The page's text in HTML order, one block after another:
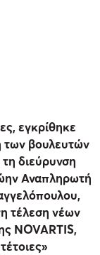
εγκρίθηκε
των βουλευτών
διεύρυνση
Αναπληρωτή
τέλεση νέων
NOVARTIS,